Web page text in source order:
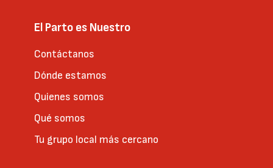
El Parto es Nuestro
Contáctanos
Dónde estamos
Quienes somos
Qué somos
Tu grupo local más cercano